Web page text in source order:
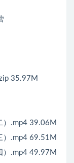
35.97M
）.mp4 39.06M
）.mp4 69.51M
）.mp4 49.97M